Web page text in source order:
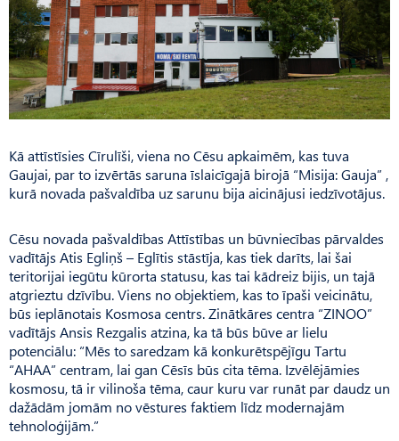
Kā attīstīsies Cīrulīši, viena no Cēsu apkaimēm, kas tuva
Gaujai, par to izvērtās saruna īslaicīgajā birojā “Misija: Gauja” ,
kurā novada pašvaldība uz sarunu bija aicinājusi iedzīvotājus.
Cēsu novada pašvaldības Attīstības un būvniecības pārvaldes
vadītājs Atis Egliņš – Eglītis stāstīja, kas tiek darīts, lai šai
teritorijai iegūtu kūrorta statusu, kas tai kādreiz bijis, un tajā
atgrieztu dzīvību. Viens no objektiem, kas to īpaši veicinātu,
būs ieplānotais Kosmosa centrs. Zinātkāres centra “ZINOO”
vadītājs Ansis Rez­galis atzina, ka tā būs būve ar lielu
potenciālu: “Mēs to saredzam kā konkurētspējīgu Tartu
“AHAA” centram, lai gan Cēsīs būs cita tēma. Izvēlējāmies
kosmosu, tā ir vilinoša tēma, caur kuru var runāt par daudz un
dažādām jomām no vēstures faktiem līdz modernajām
tehnoloģijām.”